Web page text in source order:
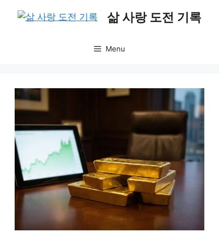
삶 사랑 도전 기록
Menu